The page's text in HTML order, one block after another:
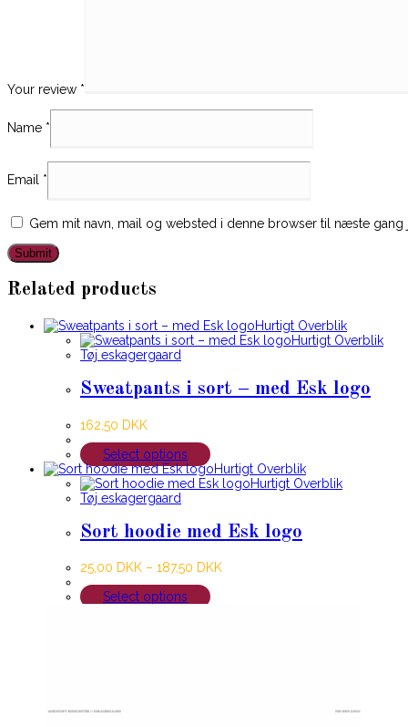
Your review *
Name *
Email *
Gem mit navn, mail og websted i denne browser til næste gang
Related products
Hurtigt Overblik
Hurtigt Overblik
Tøj eskagergaard
Sweatpants i sort – med Esk logo
162,50 DKK
Select options
Hurtigt Overblik
Hurtigt Overblik
Tøj eskagergaard
Sort hoodie med Esk logo
25,00 DKK – 187,50 DKK
Select options